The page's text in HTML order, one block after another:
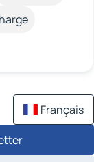
Français